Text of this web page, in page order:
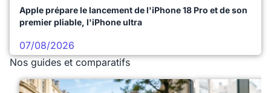
Apple prépare le lancement de l'iPhone 18 Pro et de son
premier pliable, l'iPhone ultra
07/08/2026
Nos guides et comparatifs